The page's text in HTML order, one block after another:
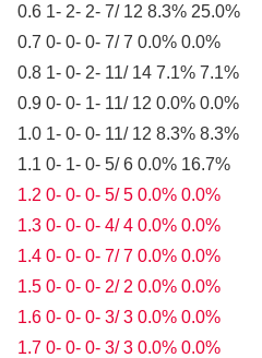
0.6 1- 2- 2- 7/ 12 8.3% 25.0%
0.7 0- 0- 0- 7/ 7 0.0% 0.0%
0.8 1- 0- 2- 11/ 14 7.1% 7.1%
0.9 0- 0- 1- 11/ 12 0.0% 0.0%
1.0 1- 0- 0- 11/ 12 8.3% 8.3%
1.1 0- 1- 0- 5/ 6 0.0% 16.7%
1.2 0- 0- 0- 5/ 5 0.0% 0.0%
1.3 0- 0- 0- 4/ 4 0.0% 0.0%
1.4 0- 0- 0- 7/ 7 0.0% 0.0%
1.5 0- 0- 0- 2/ 2 0.0% 0.0%
1.6 0- 0- 0- 3/ 3 0.0% 0.0%
1.7 0- 0- 0- 3/ 3 0.0% 0.0%